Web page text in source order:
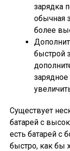
зарядка
обычная
более
быстрой
Существует
батарей с
есть батарей с
быстро, как бы